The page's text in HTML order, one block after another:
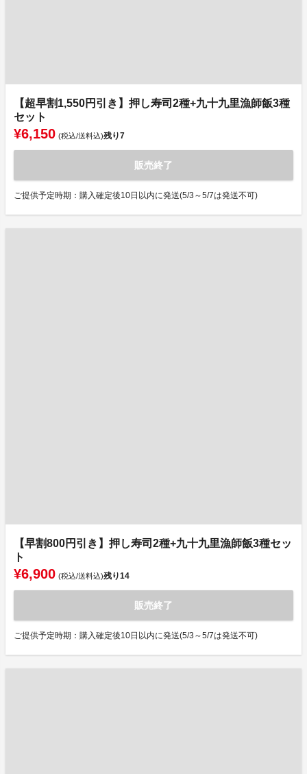
【超早割1,550円引き】押し寿司2種+九十九里漁師飯3種
セット
¥6,150 (税込/送料込)残り7
販売終了
ご提供予定時期：購入確定後10日以内に発送(5/3～5/7は発送不可)
【早割800円引き】押し寿司2種+九十九里漁師飯3種セッ
ト
¥6,900 (税込/送料込)残り14
販売終了
ご提供予定時期：購入確定後10日以内に発送(5/3～5/7は発送不可)